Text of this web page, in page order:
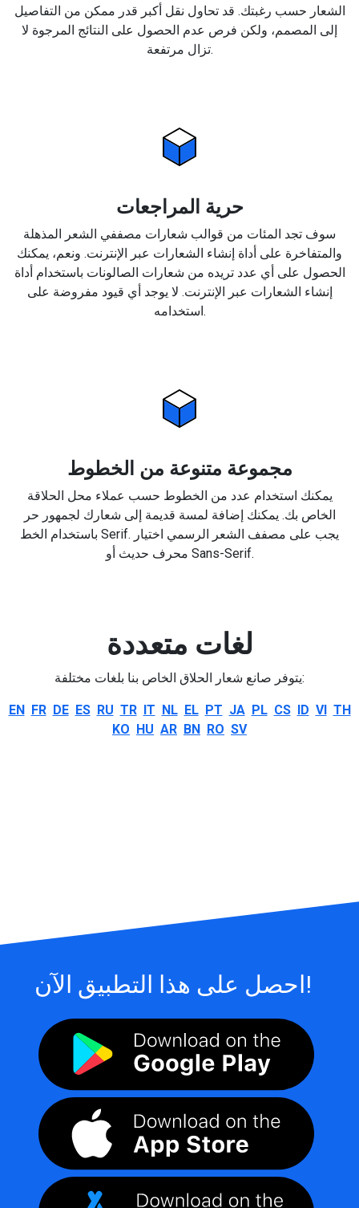
الشعار حسب رغبتك. قد تحاول نقل أكبر قدر ممكن من التفاصيل
إلى المصمم، ولكن فرص عدم الحصول على النتائج المرجوة لا
تزال مرتفعة.
حرية المراجعات
سوف تجد المئات من قوالب شعارات مصففي الشعر المذهلة
والمتفاخرة على أداة إنشاء الشعارات عبر الإنترنت. ونعم، يمكنك
الحصول على أي عدد تريده من شعارات الصالونات باستخدام أداة
إنشاء الشعارات عبر الإنترنت. لا يوجد أي قيود مفروضة على
استخدامه.
مجموعة متنوعة من الخطوط
يمكنك استخدام عدد من الخطوط حسب عملاء محل الحلاقة
الخاص بك. يمكنك إضافة لمسة قديمة إلى شعارك لجمهور حر
باستخدام الخط Serif. يجب على مصفف الشعر الرسمي اختيار
محرف حديث أو Sans-Serif.
لغات متعددة
يتوفر صانع شعار الحلاق الخاص بنا بلغات مختلفة:
EN FR DE ES RU TR IT NL EL PT JA PL CS ID VI TH
KO HU AR BN RO SV
احصل على هذا التطبيق الآن!